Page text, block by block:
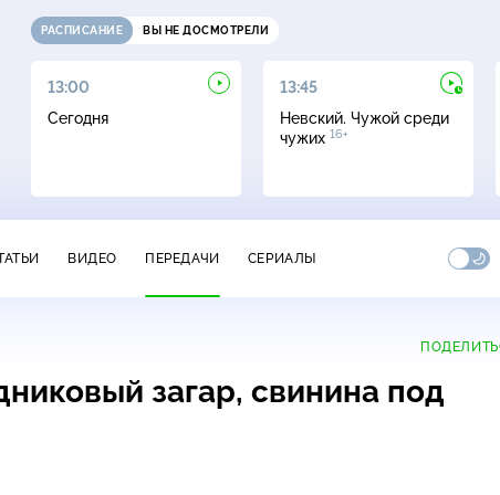
РАСПИСАНИЕ ВЫ НЕ ДОСМОТРЕЛИ
13:00
Сегодня
13:45
Невский. Чужой среди
чужих 16+
ВИДЕО ПЕРЕДАЧИ СЕРИАЛЫ
загар, свинина под